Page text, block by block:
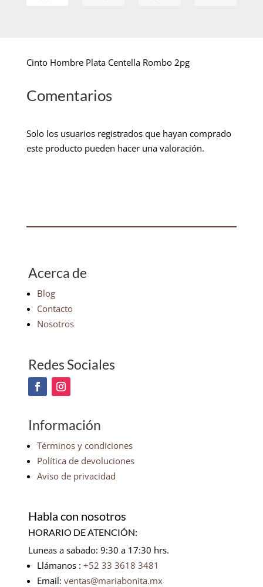
Cinto Hombre Plata Centella Rombo 2pg
Comentarios
Solo los usuarios registrados que hayan comprado
este producto pueden hacer una valoración.
Acerca de
Blog
Contacto
Nosotros
Redes Sociales
Información
Términos y condiciones
Política de devoluciones
Aviso de privacidad
Habla con nosotros
HORARIO DE ATENCIÓN:
Luneas a sabado: 9:30 a 17:30 hrs.
Llámanos : +52 33 3618 3481
Email: ventas@mariabonita.mx